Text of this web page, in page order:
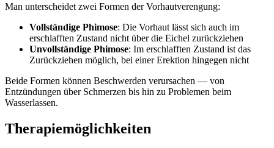
Man unterscheidet zwei Formen der Vorhautverengung:
Vollständige Phimose: Die Vorhaut lässt sich auch im
erschlafften Zustand nicht über die Eichel zurückziehen
Unvollständige Phimose: Im erschlafften Zustand ist das
Zurückziehen möglich, bei einer Erektion hingegen nicht
Beide Formen können Beschwerden verursachen — von
Entzündungen über Schmerzen bis hin zu Problemen beim
Wasserlassen.
Therapiemöglichkeiten